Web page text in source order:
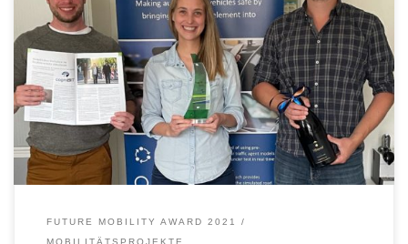
StadtZeitung 16.07.2021
FUTURE MOBILITY AWARD 2021
MOBILITÄTSPROJEKTE